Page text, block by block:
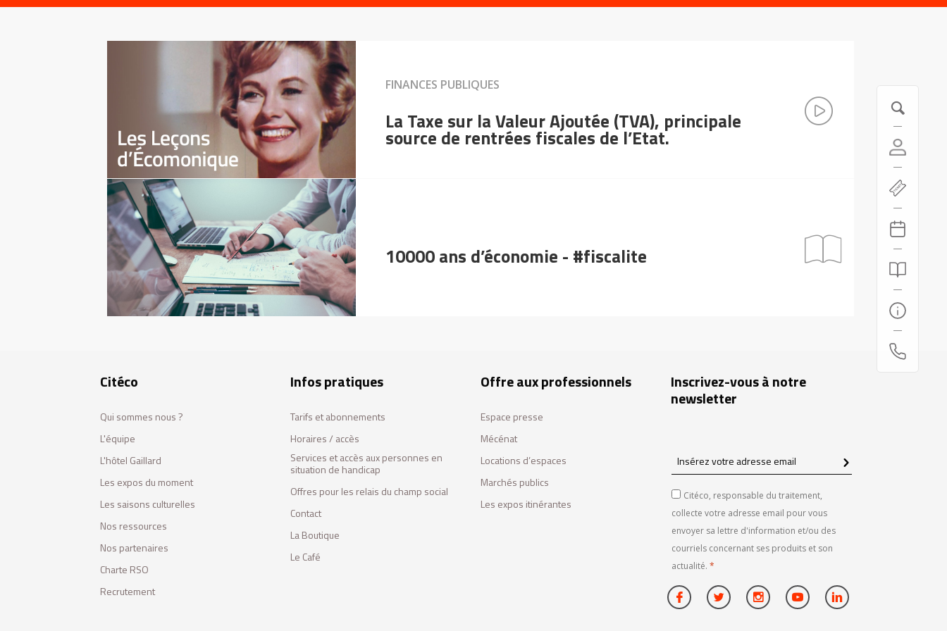
FINANCES PUBLIQUES
La Taxe sur la Valeur Ajoutée (TVA), principale
source de rentrées fiscales de l’Etat.
10000 ans d’économie - #fiscalite
Citéco
Qui sommes nous ?
L'équipe
L'hôtel Gaillard
Les expos du moment
Les saisons culturelles
Nos ressources
Nos partenaires
Charte RSO
Recrutement
Infos pratiques
Tarifs et abonnements
Horaires / accès
Services et accès aux personnes en
situation de handicap
Offres pour les relais du champ social
Contact
La Boutique
Le Café
Offre aux professionnels
Espace presse
Mécénat
Locations d’espaces
Marchés publics
Les expos itinérantes
Inscrivez-vous à notre
newsletter
Insérez
votre
adresse
email
Citéco, responsable du traitement,
collecte votre adresse email pour vous
envoyer sa lettre d'information et/ou des
courriels concernant ses produits et son
actualité. *